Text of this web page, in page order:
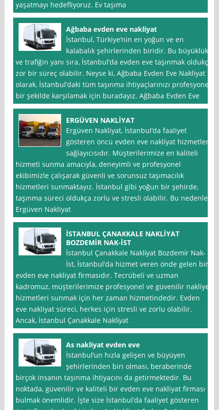
yaşatmayı hedefliyoruz. Ev taşıma
Ağbaba evden eve nakliyat
İstanbul, Türkiye’nin en yoğun ve en
kalabalık şehirlerinden biridir. Bu büyüklük
ve trafiğin yanı sıra, İstanbul’da evden eve taşınmak oldukça
zor bir süreç olabilir. Neyse ki, Ağbaba Evden Eve Nakliyat
olarak, İstanbul’daki tüm taşınma ihtiyaçlarınızı profesyonel
bir şekilde karşılamak için buradayız. Ağbaba Evden Eve
ERGÜVEN NAKLİYAT
Ergüven Nakliyat, İstanbul‘da faaliyet
gösteren öncü evden eve nakliyat hizmetleri
sağlayıcısıdır. Müşterilerimize en kaliteli
hizmeti sunma amacıyla, deneyimli ve profesyonel
ekibimizle çalışarak güvenli ve sorunsuz taşımacılık
hizmetleri sunmaktayız. İstanbul gibi yoğun bir şehirde,
taşınma süreci oldukça zorlu ve stresli olabilir. Bu nedenle
Ergüven Nakliyat
İSTANBUL ÇANAKKALE NAKLİYAT
BOZDEMİR NAK-İST
İstanbul Çanakkale Nakli̇yat Bozdemi̇r Nak-
İst, İstanbul’da hizmet veren önde gelen bir
evden eve nakliyat firmasıdır. Tecrübeli ve uzman
kadromuz, müşterilerimize profesyonel ve güvenilir nakliye
hizmetleri sunmak için her zaman hizmetindedir. Evden
eve nakliyat süreci, herkes için stresli ve zorlu olabilir.
Ancak, İstanbul Çanakkale Nakli̇yat
As nakliyat evden eve
İstanbul‘un hızla gelişen ve büyüyen
şehirlerinden biri olması, beraberinde
birçok insanın taşınma ihtiyacını da getirmektedir. Bu
noktada, güvenilir ve kaliteli bir evden eve nakliyat firması
bulmak önemlidir. İşte size İstanbul’da faaliyet gösteren